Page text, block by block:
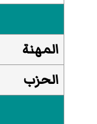
المهنة
الحزب